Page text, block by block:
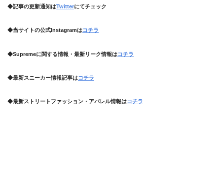
◆記事の更新通知はTwitterにてチェック
◆当サイトの公式Instagramはコチラ
◆Supremeに関する情報・最新リーク情報はコチラ
◆最新スニーカー情報記事はコチラ
◆最新ストリートファッション・アパレル情報はコチラ